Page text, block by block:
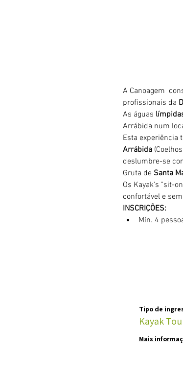
A Canoagem
profissionais da
As águas
Arrábida num
Esta experiência
Arrábida
deslumbre-se
Gruta de Santa
Os Kayak's "sit-
confortável e
INSCRIÇÕES:
Mín. 4
Tipo de
Kayak
Mais